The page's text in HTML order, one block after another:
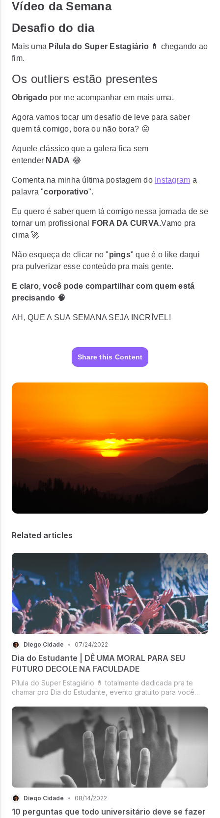
Vídeo da Semana
Desafio do dia
Mais uma Pílula do Super Estagiário 💊 chegando ao
fim.
Os outliers estão presentes
Obrigado por me acompanhar em mais uma.
Agora vamos tocar um desafio de leve para saber
quem tá comigo, bora ou não bora? 😛
Aquele clássico que a galera fica sem
entender NADA 😂
Comenta na minha última postagem do Instagram a
palavra "corporativo".
Eu quero é saber quem tá comigo nessa jornada de se
tornar um profissional
FORA DA CURVA.Vamo pra
cima 🚀
Não esqueça de clicar no "pings" que é o like daqui
pra pulverizar esse conteúdo pra mais gente.
E claro, você pode compartilhar com quem está
precisando 🧠
AH, QUE A SUA SEMANA SEJA INCRÍVEL!
Share this Content
Related articles
Diego Cidade • 07/24/2022
Dia do Estudante | DÊ UMA MORAL PARA SEU
FUTURO DECOLE NA FACULDADE
Pílula do Super Estagiário 💊 totalmente dedicada pra te
chamar pro Dia do Estudante, evento gratuito para você
será no dia 11 de agosto 😍
Diego Cidade • 08/14/2022
10 perguntas que todo universitário deve se fazer